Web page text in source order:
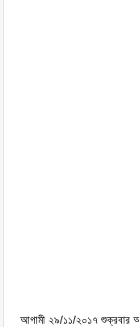
আগামী ২৯/১১/২০১৭ শুক্রবার